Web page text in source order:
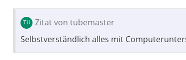
Zitat von tubemaster
Selbstverständlich alles mit